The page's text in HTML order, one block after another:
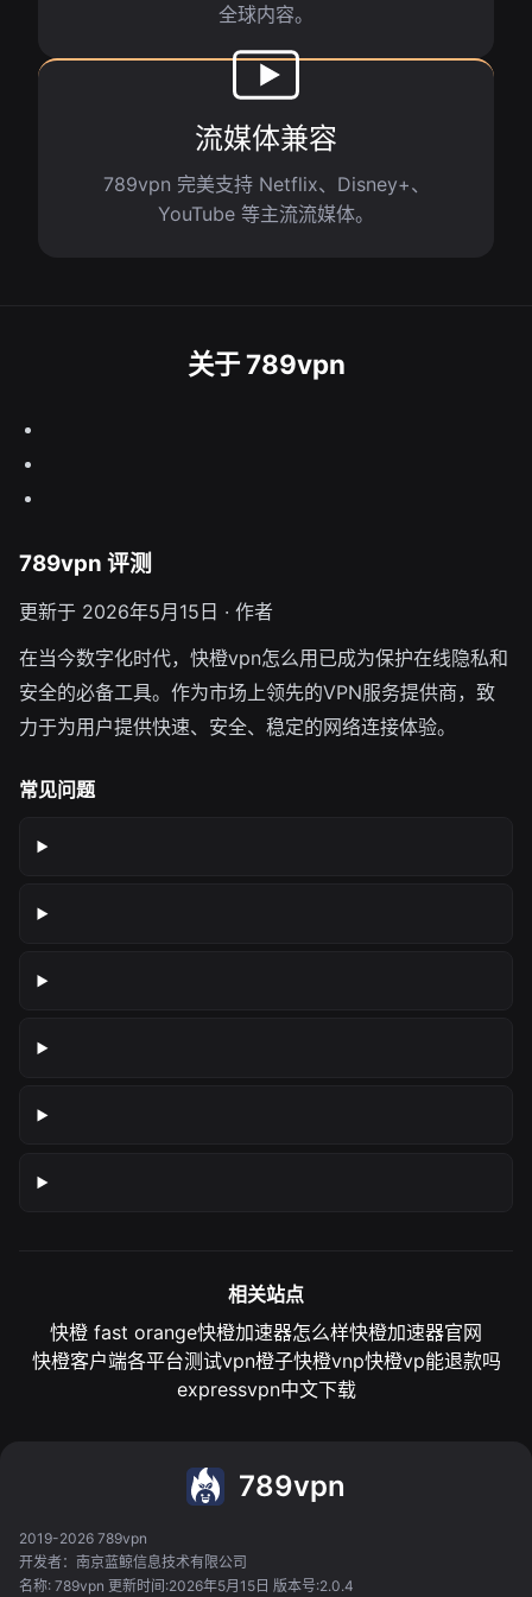
全球内容。
流媒体兼容
789vpn 完美支持 Netflix、Disney+、
YouTube 等主流流媒体。
关于 789vpn
789vpn 评测
更新于 2026年5月15日 · 作者
在当今数字化时代，快橙vpn怎么用已成为保护在线隐私和
安全的必备工具。作为市场上领先的VPN服务提供商，致
力于为用户提供快速、安全、稳定的网络连接体验。
常见问题
相关站点
快橙 fast orange快橙加速器怎么样快橙加速器官网
快橙客户端各平台测试vpn橙子快橙vnp快橙vp能退款吗
expressvpn中文下载
789vpn
2019-2026 789vpn
开发者：南京蓝鲸信息技术有限公司
名称: 789vpn 更新时间:2026年5月15日 版本号:2.0.4